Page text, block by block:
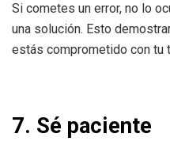
Si cometes un error, no lo
una solución. Esto
estás comprometido con tu
7. Sé paciente